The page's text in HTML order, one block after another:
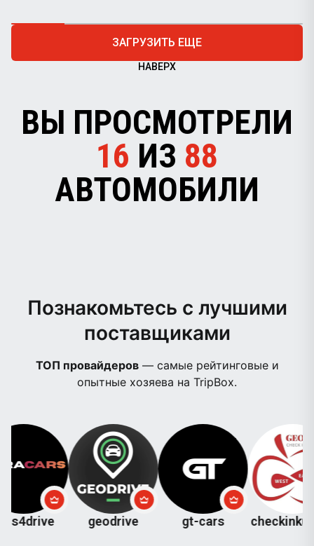
ЗАГРУЗИТЬ ЕЩЕ
НАВЕРХ
ВЫ ПРОСМОТРЕЛИ
16 ИЗ 88
АВТОМОБИЛИ
Познакомьтесь с лучшими
поставщиками
ТОП провайдеров— самые рейтинговые и
опытные хозяева на TripBox.
geodrive gt-cars checkinkutaisi